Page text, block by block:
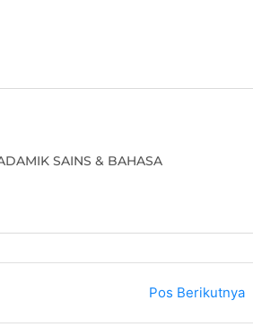
SAINS & BAHASA
ILMU SOSIAL VIPos Berikutnya